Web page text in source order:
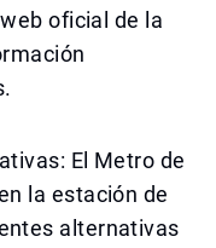
oficial de la
El Metro de
la estación de
alternativas